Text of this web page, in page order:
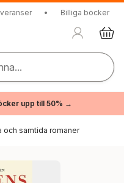
• Billiga böcker
upp till 50% →
och samtida romaner